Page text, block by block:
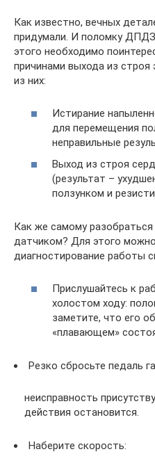
Как известно, вечных
придумали. И поломку
этого необходимо
причинами выхода из
из них:
Истирание
для перемещения
неправильные
Выход из строя
(результат –
ползунком и
Как же самому
датчиком? Для этого
диагностирование работы
Прислушайтесь к
холостом ходу:
заметите, что его
«плавающем»
Резко сбросьте педаль
неисправность
действия остановится.
Наберите скорость: